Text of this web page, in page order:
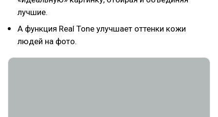
лучшие.
А функция Real Tone улучшает оттенки кожи
людей на фото.